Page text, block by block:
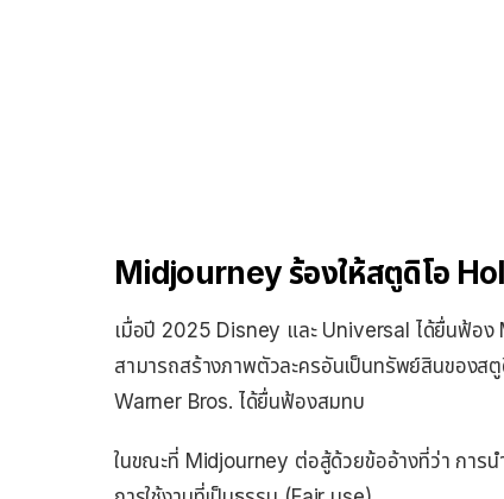
Midjourney ร้องให้สตูดิโอ
เมื่อปี 2025 Disney และ Universal ได้ยื่นฟ้อง
สามารถสร้างภาพตัวละครอันเป็นทรัพย์สินของส
Warner Bros. ได้ยื่นฟ้องสมทบ
ในขณะที่ Midjourney ต่อสู้ด้วยข้ออ้างที่ว่า การ